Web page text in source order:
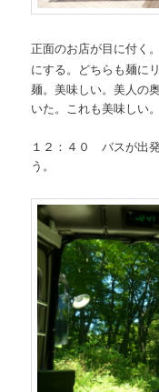
正面のお店が目に付く
にする。どちらも麺に
麺。美味しい。美人の
いた。これも美味しい
１２：４０ バスが出
う。